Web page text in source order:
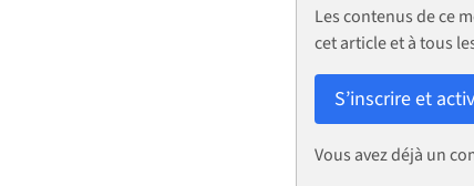
Les contenus de ce
cet article et à tous
S’inscrire et
Vous avez déjà un